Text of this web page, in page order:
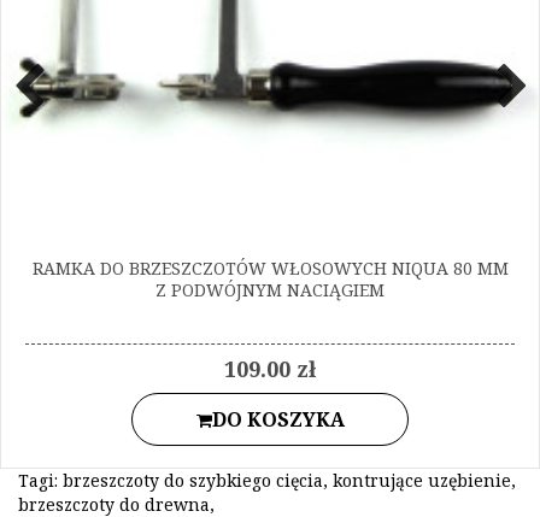
RAMKA DO BRZESZCZOTÓW WŁOSOWYCH NIQUA 80 MM
Z PODWÓJNYM NACIĄGIEM
109.00 zł
DO KOSZYKA
Tagi: brzeszczoty do szybkiego cięcia, kontrujące uzębienie,
brzeszczoty do drewna,